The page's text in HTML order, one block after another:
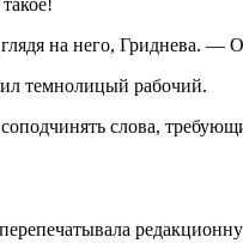
на него, Гриднева. — О
темнолицый рабочий.
слова,